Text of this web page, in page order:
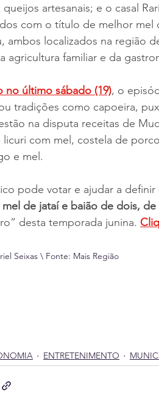
artesanais; e o casal
com o título de melhor mel
ambos localizados na região
agricultura familiar e da
no último sábado (19), o
tradições como capoeira,
na disputa receitas de
licuri com mel, costela de
e mel.
pode votar e ajudar a definir
de jataí e baião de dois, de
desta temporada junina.
Seixas \ Fonte: Mais Região
ENTRETENIMENTO